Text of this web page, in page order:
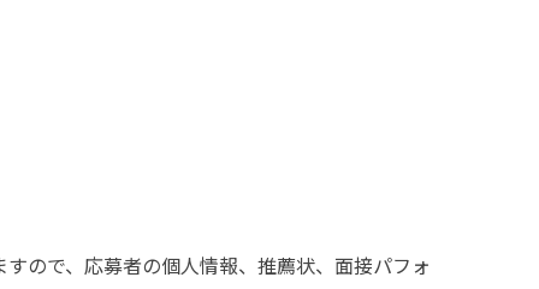
ので、応募者の個人情報、推薦状、面接パフォ